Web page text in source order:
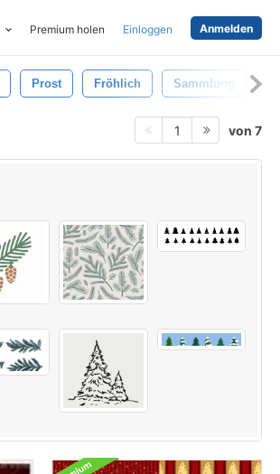
Premium holen Einloggen Anmelden
Prost Fröhlich Sammlung
1 von 7